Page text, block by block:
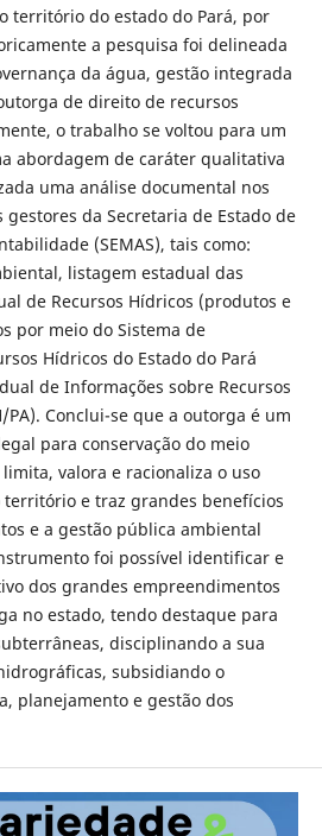
território do estado do Pará, por
a pesquisa foi delineada
da água, gestão integrada
de direito de recursos
o trabalho se voltou para um
abordagem de caráter qualitativa
uma análise documental nos
da Secretaria de Estado de
(SEMAS), tais como:
listagem estadual das
de Recursos Hídricos (produtos e
por meio do Sistema de
Hídricos do Estado do Pará
de Informações sobre Recursos
PA). Conclui-se que a outorga é um
para conservação do meio
valora e racionaliza o uso
e traz grandes benefícios
e a gestão pública ambiental
foi possível identificar e
dos grandes empreendimentos
no estado, tendo destaque para
disciplinando a sua
subsidiando o
planejamento e gestão dos